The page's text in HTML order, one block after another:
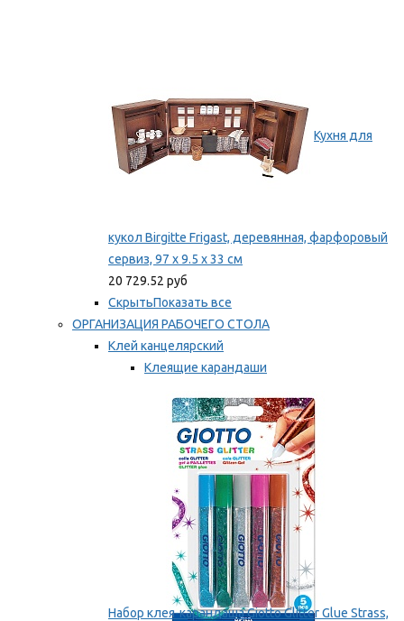
Кухня для
кукол Birgitte Frigast, деревянная, фарфоровый
сервиз, 97 x 9.5 x 33 см
20 729.52 руб
СкрытьПоказать все
ОРГАНИЗАЦИЯ РАБОЧЕГО СТОЛА
Клей канцелярский
Клеящие карандаши
Мы рекомендуем
Набор клея-карандаша Giotto Glitter Glue Strass,